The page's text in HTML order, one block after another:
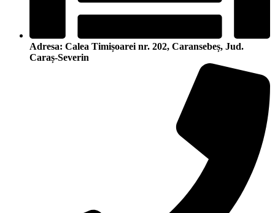
Adresa: Calea Timișoarei nr. 202, Caransebeș, Jud.
Caraș-Severin